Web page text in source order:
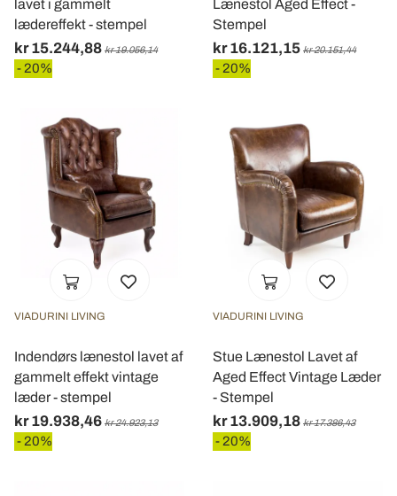
lavet i gammelt
lædereffekt - stempel
kr 15.244,88 kr 19.056,14
- 20%
Lænestol Aged Effect -
Stempel
kr 16.121,15 kr 20.151,44
- 20%
VIADURINI LIVING
Indendørs lænestol lavet af
gammelt effekt vintage
læder - stempel
kr 19.938,46 kr 24.923,13
- 20%
VIADURINI LIVING
Stue Lænestol Lavet af
Aged Effect Vintage Læder
- Stempel
kr 13.909,18 kr 17.386,43
- 20%